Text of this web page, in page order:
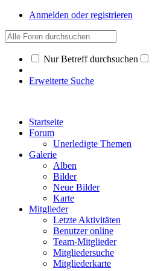
Anmelden oder registrieren
Nur Betreff durchsuchen
Erweiterte Suche
Startseite
Forum
Unerledigte Themen
Galerie
Alben
Bilder
Neue Bilder
Karte
Mitglieder
Letzte Aktivitäten
Benutzer online
Team-Mitglieder
Mitgliedersuche
Mitgliederkarte